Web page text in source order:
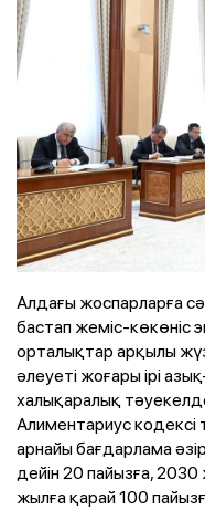
Алдағы жоспарларға
бастап жеміс-көкөніс
орталықтар арқылы
әлеуеті жоғары ірі
халықаралық
Алиментариус кодексі
арнайы бағдарлама
дейін 20 пайызға,
жылға қарай 100